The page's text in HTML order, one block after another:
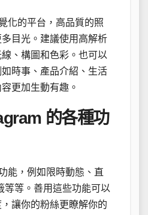
化的平台，高品質的照
目光。建議使用高解析
、構圖和色彩。也可以
時事、產品介紹、生活
更加生動有趣。
的各種功
能，例如限時動態、直
等等。善用這些功能可以
讓你的粉絲更瞭解你的